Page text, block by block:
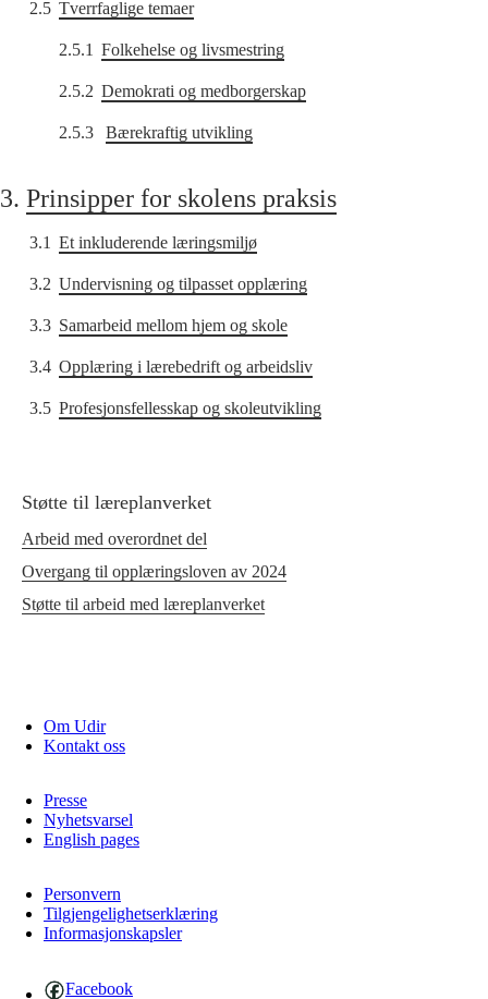
2.5 Tverrfaglige temaer
2.5.1 Folkehelse og livsmestring
2.5.2 Demokrati og medborgerskap
2.5.3 Bærekraftig utvikling
3. Prinsipper for skolens praksis
3.1 Et inkluderende læringsmiljø
3.2 Undervisning og tilpasset opplæring
3.3 Samarbeid mellom hjem og skole
3.4 Opplæring i lærebedrift og arbeidsliv
3.5 Profesjonsfellesskap og skoleutvikling
Støtte til læreplanverket
Arbeid med overordnet del
Overgang til opplæringsloven av 2024
Støtte til arbeid med læreplanverket
Om Udir
Kontakt oss
Presse
Nyhetsvarsel
English pages
Personvern
Tilgjengelighetserklæring
Informasjonskapsler
Facebook